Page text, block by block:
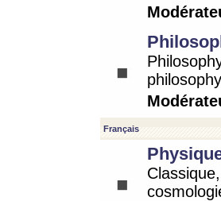
Français